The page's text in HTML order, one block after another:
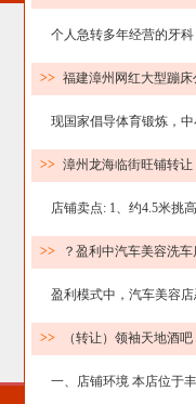
个人急转多年经营的牙科
>> 福建漳州网红大型蹦
现国家倡导体育锻炼，中
>> 漳州龙海临街旺铺转
店铺卖点: 1、约4.5米挑高
>> ？盈利中汽车美容洗车
盈利模式中，汽车美容店
>> （转让）领袖天地酒
一、店铺环境 本店位于丰